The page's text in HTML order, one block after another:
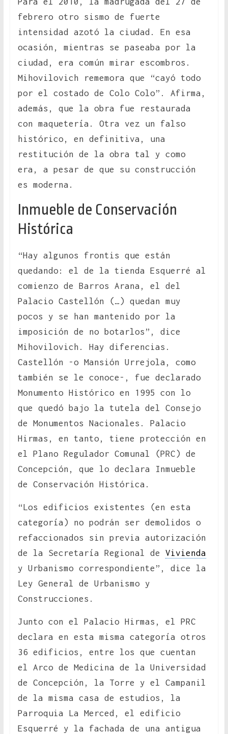
febrero otro sismo de fuerte
intensidad azotó la ciudad. En esa
ocasión, mientras se paseaba por la
ciudad, era común mirar escombros.
Mihovilovich rememora que “cayó todo
por el costado de Colo Colo”. Afirma,
además, que la obra fue restaurada
con maquetería. Otra vez un falso
histórico, en definitiva, una
restitución de la obra tal y como
era, a pesar de que su construcción
es moderna.
Inmueble de Conservación
Histórica
“Hay algunos frontis que están
quedando: el de la tienda Esquerré al
comienzo de Barros Arana, el del
Palacio Castellón (…) quedan muy
pocos y se han mantenido por la
imposición de no botarlos”, dice
Mihovilovich. Hay diferencias.
Castellón -o Mansión Urrejola, como
también se le conoce-, fue declarado
Monumento Histórico en 1995 con lo
que quedó bajo la tutela del Consejo
de Monumentos Nacionales. Palacio
Hirmas, en tanto, tiene protección en
el Plano Regulador Comunal (PRC) de
Concepción, que lo declara Inmueble
de Conservación Histórica.
“Los edificios existentes (en esta
categoría) no podrán ser demolidos o
refaccionados sin previa autorización
de la Secretaría Regional de Vivienda
y Urbanismo correspondiente”, dice la
Ley General de Urbanismo y
Construcciones.
Junto con el Palacio Hirmas, el PRC
declara en esta misma categoría otros
36 edificios, entre los que cuentan
el Arco de Medicina de la Universidad
de Concepción, la Torre y el Campanil
de la misma casa de estudios, la
Parroquia La Merced, el edificio
Esquerré y la fachada de una antigua